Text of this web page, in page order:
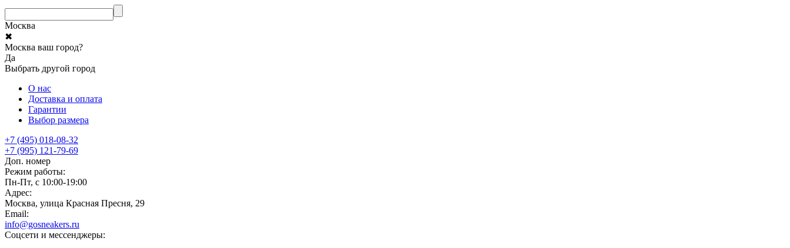
Москва
✖
Москва ваш город?
Да
Выбрать другой город
О нас
Доставка и оплата
Гарантии
Выбор размера
+7 (495) 018-08-32
+7 (995) 121-79-69
Доп. номер
Режим работы:
Пн-Пт, с 10:00-19:00
Адрес:
Москва, улица Красная Пресня, 29
Email:
info@gosneakers.ru
Соцсети и мессенджеры: